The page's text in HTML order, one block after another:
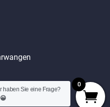
haben Sie eine Frage?
0